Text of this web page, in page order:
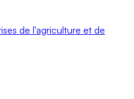
de l'agriculture et de